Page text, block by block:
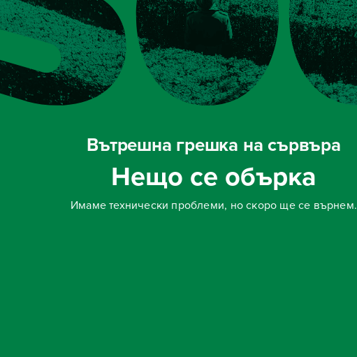
Вътрешна грешка на сървъра
Нещо се обърка
Имаме технически проблеми, но скоро ще се върнем.